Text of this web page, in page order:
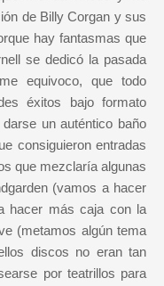
de Billy Corgan y sus
hay fantasmas que
se dedicó la pasada
equivoco, que todo
éxitos bajo formato
un auténtico baño
consiguieron entradas
que mezclaría algunas
(vamos a hacer
hacer más caja con la
(metamos algún tema
discos no eran tan
por teatrillos para